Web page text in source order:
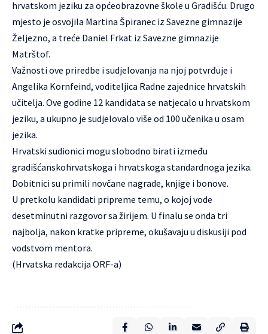
hrvatskom jeziku za općeobrazovne škole u Gradišću. Drugo
mjesto je osvojila Martina Špiranec iz Savezne gimnazije
Željezno, a treće Daniel Frkat iz Savezne gimnazije
Matrštof.
Važnosti ove priredbe i sudjelovanja na njoj potvrđuje i
Angelika Kornfeind, voditeljica Radne zajednice hrvatskih
učitelja. Ove godine 12 kandidata se natjecalo u hrvatskom
jeziku, a ukupno je sudjelovalo više od 100 učenika u osam
jezika.
Hrvatski sudionici mogu slobodno birati između
gradišćanskohrvatskoga i hrvatskoga standardnoga jezika.
Dobitnici su primili novčane nagrade, knjige i bonove.
U pretkolu kandidati pripreme temu, o kojoj vode
desetminutni razgovor sa žirijem. U finalu se onda tri
najbolja, nakon kratke pripreme, okušavaju u diskusiji pod
vodstvom mentora.
(Hrvatska redakcija ORF-a)